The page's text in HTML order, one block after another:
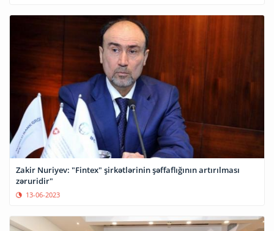
Zakir Nuriyev: "Fintex" şirkətlərinin şəffaflığının artırılması
zəruridir"
13-06-2023